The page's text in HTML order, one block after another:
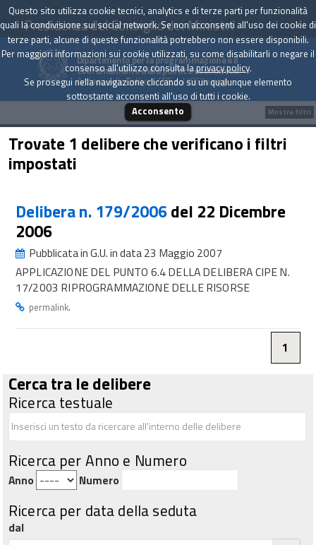
Presidenza del Consiglio dei Ministri
Dipartimento per la programmazione e il
coordinamento della politica economica
Archivio delle Delibere CIPE dal 1967 a oggi
Trovate 1 delibere che verificano i filtri
impostati
Delibera n. 179/2006del 22 Dicembre
2006
Pubblicata in G.U. in data 23 Maggio 2007
APPLICAZIONE DEL PUNTO 6.4 DELLA DELIBERA CIPE N.
17/2003 RIPROGRAMMAZIONE DELLE RISORSE
permalink.
1
Cerca tra le delibere
Ricerca testuale
Ricerca per Anno e Numero
Anno Numero
Ricerca per data della seduta
dal
Mostra filtri
Questo sito utilizza cookie tecnici, analytics e di terze parti per funzionalità
quali la condivisione sui social network. Se non acconsenti all'uso dei cookie di
terze parti, alcune di queste funzionalità potrebbero non essere disponibili.
Per maggiori informazioni sui cookie utilizzati, su come disabilitarli o negare il
consenso all'utilizzo consulta laprivacy policy.
Se prosegui nella navigazione cliccando su un qualunque elemento
sottostante acconsenti all'uso di tutti i cookie.
Acconsento